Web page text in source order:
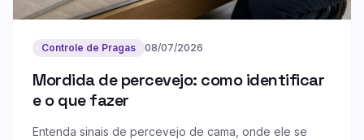
Controle de Pragas 08/07/2026
Mordida de percevejo: como identificar
e o que fazer
Entenda sinais de percevejo de cama, onde ele se